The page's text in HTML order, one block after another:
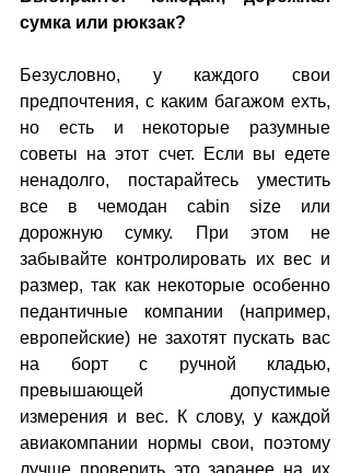
сумка или рюкзак?
Безусловно, у каждого свои
предпочтения, с каким багажом ехть,
но есть и некоторые разумные
советы на этот счет. Если вы едете
ненадолго, постарайтесь уместить
все в чемодан cabin size или
дорожную сумку. При этом не
забывайте контролировать их вес и
размер, так как некоторые особенно
педантичные компании (например,
европейские) не захотят пускать вас
на борт с ручной кладью,
превышающей допустимые
измерения и вес. К слову, у каждой
авиакомпании нормы свои, поэтому
лучше проверить это заранее на их